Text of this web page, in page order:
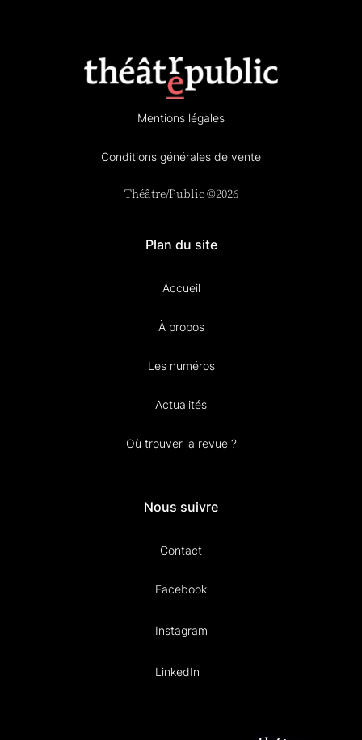
Mentions légales
Conditions générales de vente
Théâtre/Public ©2026
Plan du site
Accueil
À propos
Les numéros
Actualités
Où trouver la revue ?
Nous suivre
Contact
Facebook
Instagram
LinkedIn